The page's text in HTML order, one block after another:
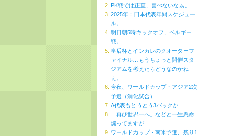
PK戦では正直、喜べないなぁ。
2025年：日本代表年間スケジュー
ル。
明日朝5時キックオフ、ベルギー
戦。
皇后杯とインカレのクオーターフ
ァイナル…もうちょっと開催スタ
ジアムを考えたらどうなのかね
ぇ。
今夜、ワールドカップ・アジア2次
予選（消化試合）
A代表もとうとう3バックか…
「再び世界一へ」などと一生懸命
煽ってますが…
ワールドカップ・南米予選、残り1